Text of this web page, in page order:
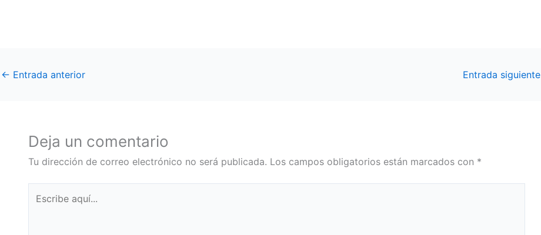
← Entrada anterior Entrada siguiente
Deja un comentario
Tu dirección de correo electrónico no será publicada. Los campos obligatorios están marcados con *
aquí...